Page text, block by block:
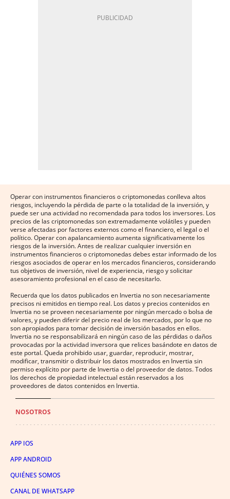
Operar con instrumentos financieros o criptomonedas conlleva altos
riesgos, incluyendo la pérdida de parte o la totalidad de la inversión, y
puede ser una actividad no recomendada para todos los inversores. Los
precios de las criptomonedas son extremadamente volátiles y pueden
verse afectadas por factores externos como el financiero, el legal o el
político. Operar con apalancamiento aumenta significativamente los
riesgos de la inversión. Antes de realizar cualquier inversión en
instrumentos financieros o criptomonedas debes estar informado de los
riesgos asociados de operar en los mercados financieros, considerando
tus objetivos de inversión, nivel de experiencia, riesgo y solicitar
asesoramiento profesional en el caso de necesitarlo.
Recuerda que los datos publicados en Invertia no son necesariamente
precisos ni emitidos en tiempo real. Los datos y precios contenidos en
Invertia no se proveen necesariamente por ningún mercado o bolsa de
valores, y pueden diferir del precio real de los mercados, por lo que no
son apropiados para tomar decisión de inversión basados en ellos.
Invertia no se responsabilizará en ningún caso de las pérdidas o daños
provocadas por la actividad inversora que relices basándote en datos de
este portal. Queda prohibido usar, guardar, reproducir, mostrar,
modificar, transmitir o distribuir los datos mostrados en Invertia sin
permiso explícito por parte de Invertia o del proveedor de datos. Todos
los derechos de propiedad intelectual están reservados a los
proveedores de datos contenidos en Invertia.
NOSOTROS
APP IOS
APP ANDROID
QUIÉNES SOMOS
CANAL DE WHATSAPP